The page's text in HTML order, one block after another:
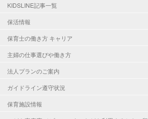
KIDSLINE記事一覧
保活情報
保育士の働き方 キャリア
主婦の仕事選びや働き方
法人プランのご案内
ガイドライン遵守状況
保育施設情報